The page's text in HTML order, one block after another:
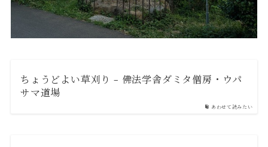
あわせて読みたい
ちょうどよい草刈り – 佛法学舎ダミタ僧房・ウパ
サマ道場